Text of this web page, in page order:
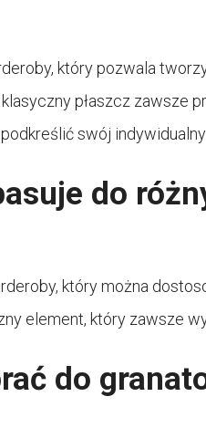
który pozwala
płaszcz zawsze
swój
do
który można
element, który zawsze
do